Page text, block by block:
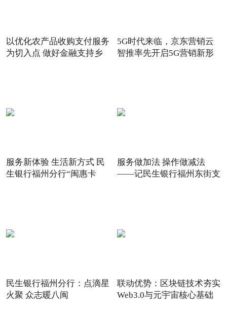
以优化农产品收购支付服务
为切入点 做好金融支持乡
5G时代来临，京东营销云
智推率先开启5G营销新形
服务新体验 生活新方式 民
生银行福州分行“闽惠卡
服务做加法 操作做减法
——记民生银行福州东街支
民生银行福州分行：点滴星
火聚 众志暖八闽
联动优势：区块链技术夯实
Web3.0与元宇宙核心基础